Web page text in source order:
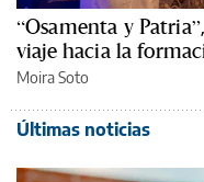
“Osamenta y
viaje hacia la
Moira Soto
Últimas noticias